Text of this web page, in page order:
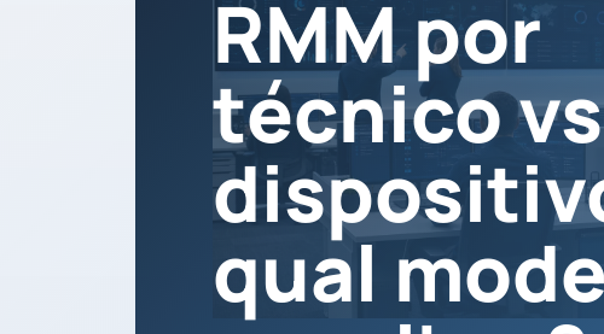
RMM por
técnico
qual